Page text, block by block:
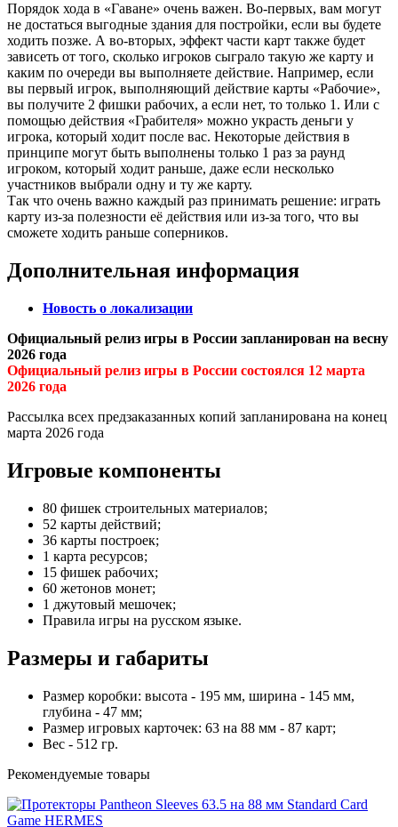
Порядок хода в «Гаване» очень важен. Во-первых, вам могут
не достаться выгодные здания для постройки, если вы будете
ходить позже. А во-вторых, эффект части карт также будет
зависеть от того, сколько игроков сыграло такую же карту и
каким по очереди вы выполняете действие. Например, если
вы первый игрок, выполняющий действие карты «Рабочие»,
вы получите 2 фишки рабочих, а если нет, то только 1. Или с
помощью действия «Грабителя» можно украсть деньги у
игрока, который ходит после вас. Некоторые действия в
принципе могут быть выполнены только 1 раз за раунд
игроком, который ходит раньше, даже если несколько
участников выбрали одну и ту же карту.
Так что очень важно каждый раз принимать решение: играть
карту из-за полезности её действия или из-за того, что вы
сможете ходить раньше соперников.
Дополнительная информация
Новость о локализации
Официальный релиз игры в России запланирован на весну
2026 года
Официальный релиз игры в России состоялся 12 марта
2026 года
Рассылка всех предзаказанных копий запланирована на конец
марта 2026 года
Игровые компоненты
80 фишек строительных материалов;
52 карты действий;
36 карты построек;
1 карта ресурсов;
15 фишек рабочих;
60 жетонов монет;
1 джутовый мешочек;
Правила игры на русском языке.
Размеры и габариты
Размер коробки: высота - 195 мм, ширина - 145 мм,
глубина - 47 мм;
Размер игровых карточек: 63 на 88 мм - 87 карт;
Вес - 512 гр.
Рекомендуемые товары